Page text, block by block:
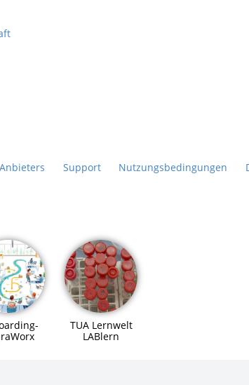
Support Nutzungsbedingungen
TUA Lernwelt
LABlern